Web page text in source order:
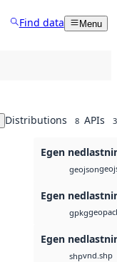
Find data Menu
Distributions 8 APIs 3
Egen
geojson
Egen
gpkg
Egen
shpvnd.shp